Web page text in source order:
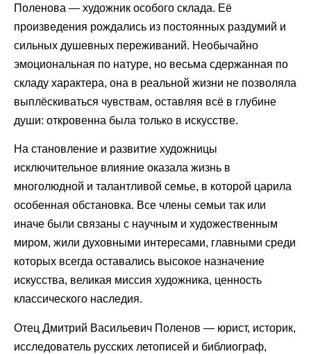
Поленова — художник особого склада. Её
произведения рождались из постоянных раздумий и
сильных душевных переживаний. Необычайно
эмоциональная по натуре, но весьма сдержанная по
складу характера, она в реальной жизни не позволяла
выплёскиваться чувствам, оставляя всё в глубине
души: откровенна была только в искусстве.
На становление и развитие художницы
исключительное влияние оказала жизнь в
многолюдной и талантливой семье, в которой царила
особенная обстановка. Все члены семьи так или
иначе были связаны с научным и художественным
миром, жили духовными интересами, главными среди
которых всегда оставались высокое назначение
искусства, великая миссия художника, ценность
классического наследия.
Отец Дмитрий Васильевич Поленов — юрист, историк,
исследователь русских летописей и библиограф,